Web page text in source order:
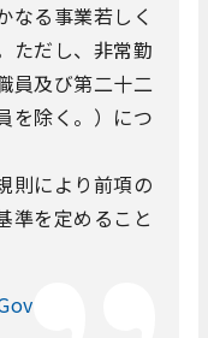
なる事業若しく
ただし、非常勤
員及び第二十二
を除く。）につ
則により前項の
準を定めること